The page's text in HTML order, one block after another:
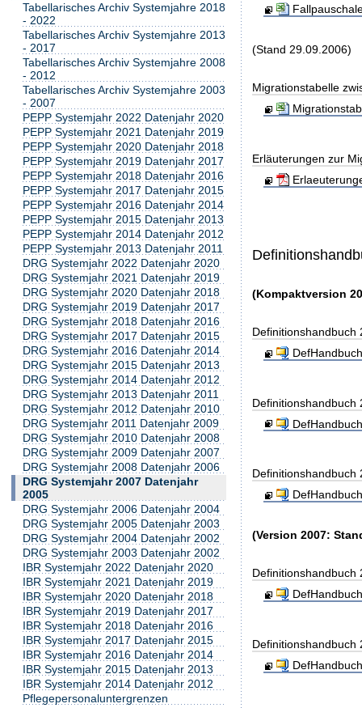
(Stand 29.09.2006)
Migrationstabelle
Erläuterungen zur
(Kompaktversion
Definitionshandbuch
Definitionshandbuch
Definitionshandbuch
(Version 2007:
Definitionshandbuch
Definitionshandbuch
Tabellarisches Archiv Systemjahre 2018
- 2022
Tabellarisches Archiv Systemjahre 2013
- 2017
Tabellarisches Archiv Systemjahre 2008
- 2012
Tabellarisches Archiv Systemjahre 2003
- 2007
PEPP Systemjahr 2022 Datenjahr 2020
PEPP Systemjahr 2021 Datenjahr 2019
PEPP Systemjahr 2020 Datenjahr 2018
PEPP Systemjahr 2019 Datenjahr 2017
PEPP Systemjahr 2018 Datenjahr 2016
PEPP Systemjahr 2017 Datenjahr 2015
PEPP Systemjahr 2016 Datenjahr 2014
PEPP Systemjahr 2015 Datenjahr 2013
PEPP Systemjahr 2014 Datenjahr 2012
PEPP Systemjahr 2013 Datenjahr 2011
DRG Systemjahr 2022 Datenjahr 2020
DRG Systemjahr 2021 Datenjahr 2019
DRG Systemjahr 2020 Datenjahr 2018
DRG Systemjahr 2019 Datenjahr 2017
DRG Systemjahr 2018 Datenjahr 2016
DRG Systemjahr 2017 Datenjahr 2015
DRG Systemjahr 2016 Datenjahr 2014
DRG Systemjahr 2015 Datenjahr 2013
DRG Systemjahr 2014 Datenjahr 2012
DRG Systemjahr 2013 Datenjahr 2011
DRG Systemjahr 2012 Datenjahr 2010
DRG Systemjahr 2011 Datenjahr 2009
DRG Systemjahr 2010 Datenjahr 2008
DRG Systemjahr 2009 Datenjahr 2007
DRG Systemjahr 2008 Datenjahr 2006
DRG Systemjahr 2007 Datenjahr
2005
DRG Systemjahr 2006 Datenjahr 2004
DRG Systemjahr 2005 Datenjahr 2003
DRG Systemjahr 2004 Datenjahr 2002
DRG Systemjahr 2003 Datenjahr 2002
IBR Systemjahr 2022 Datenjahr 2020
IBR Systemjahr 2021 Datenjahr 2019
IBR Systemjahr 2020 Datenjahr 2018
IBR Systemjahr 2019 Datenjahr 2017
IBR Systemjahr 2018 Datenjahr 2016
IBR Systemjahr 2017 Datenjahr 2015
IBR Systemjahr 2016 Datenjahr 2014
IBR Systemjahr 2015 Datenjahr 2013
IBR Systemjahr 2014 Datenjahr 2012
Pflegepersonaluntergrenzen